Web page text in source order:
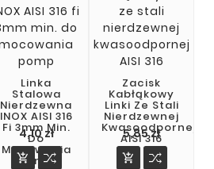
Linka
Stalowa
Nierdzewna
INOX AISI 316
Fi 3mm Min.
Do
Mocowania
Pomp
4,10 zł

Zacisk
Kabłąkowy
Linki Ze Stali
Nierdzewnej
Kwasoodpornej
AISI 316
5,85 zł
